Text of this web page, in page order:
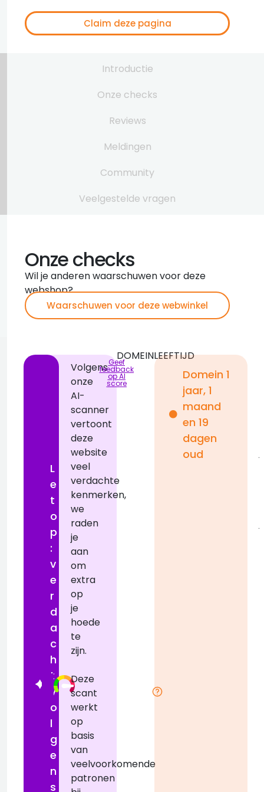
Claim deze pagina
Introductie
Onze checks
Reviews
Meldingen
Community
Veelgestelde vragen
Onze checks
Wil je anderen waarschuwen voor deze
webshop?
Waarschuwen voor deze webwinkel
L
e
t
o
p
:
v
e
r
d
a
c
h
t
v
o
l
g
e
n
s
Volgens
onze
AI-
scanner
vertoont
deze
website
veel
verdachte
kenmerken,
we
raden
je
aan
om
extra
op
je
hoede
te
zijn.
Deze
scant
werkt
op
basis
van
veelvoorkomende
patronen
Geef
feedback
op AI
score
DOMEINLEEFTIJD
Domein 1
jaar, 1
maand
en 19
dagen
oud